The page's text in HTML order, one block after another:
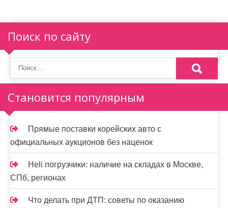
Поиск по сайту
Становится популярным
Прямые поставки корейских авто с
официальных аукционов без наценок
Heli погрузчики: наличие на складах в Москве,
СПб, регионах
Что делать при ДТП: советы по оказанию